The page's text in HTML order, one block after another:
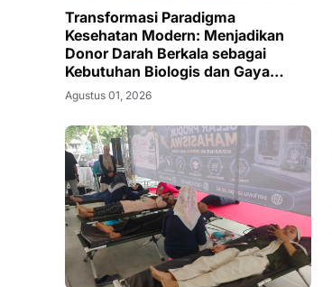
Transformasi Paradigma
Kesehatan Modern: Menjadikan
Donor Darah Berkala sebagai
Kebutuhan Biologis dan Gaya
Hidup Sehat Masyarakat Jatirejo
Kunir
Agustus 01, 2026